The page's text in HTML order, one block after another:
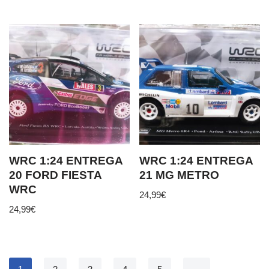
WRC 1:24 ENTREGA
20 FORD FIESTA
WRC
24,99€
WRC 1:24 ENTREGA
21 MG METRO
24,99€